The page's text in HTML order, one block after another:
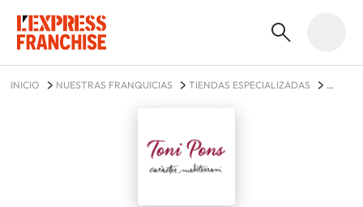
INICIO NUESTRAS FRANQUICIAS
TIENDAS ESPECIALIZADAS